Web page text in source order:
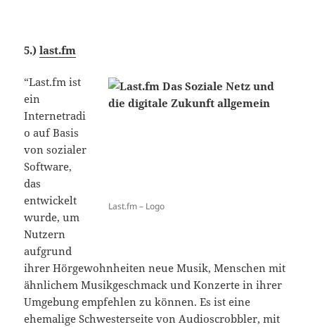
5.)last.fm
Last.fm – Logo
“Last.fm ist
ein
Internetradi
o auf Basis
von sozialer
Software,
das
entwickelt
wurde, um
Nutzern
aufgrund
ihrer Hörgewohnheiten neue Musik, Menschen mit
ähnlichem Musikgeschmack und Konzerte in ihrer
Umgebung empfehlen zu können. Es ist eine
ehemalige Schwesterseite von Audioscrobbler, mit